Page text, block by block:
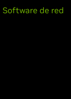
Software de red